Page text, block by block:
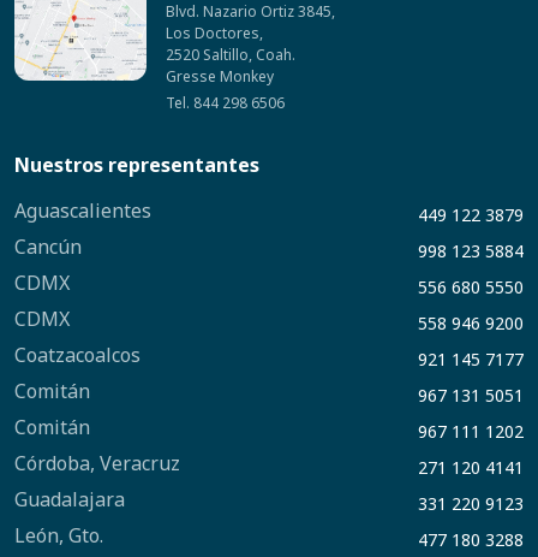
Blvd. Nazario Ortiz 3845,
Los Doctores,
2520 Saltillo, Coah.
Gresse Monkey
Tel. 844 298 6506
Nuestros representantes
Aguascalientes
449 122 3879
Cancún 998 123 5884
CDMX 556 680 5550
CDMX 558 946 9200
Coatzacoalcos 921 145 7177
Comitán 967 131 5051
Comitán 967 111 1202
Córdoba, Veracruz 271 120 4141
Guadalajara 331 220 9123
León, Gto. 477 180 3288